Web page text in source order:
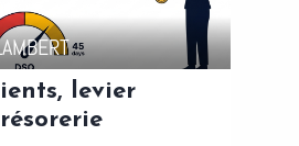
levier